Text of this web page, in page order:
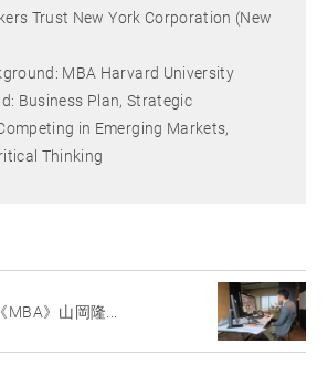
Trust New York Corporation (New
MBA Harvard University
Business Plan, Strategic
in Emerging Markets,
Thinking
》山岡隆...